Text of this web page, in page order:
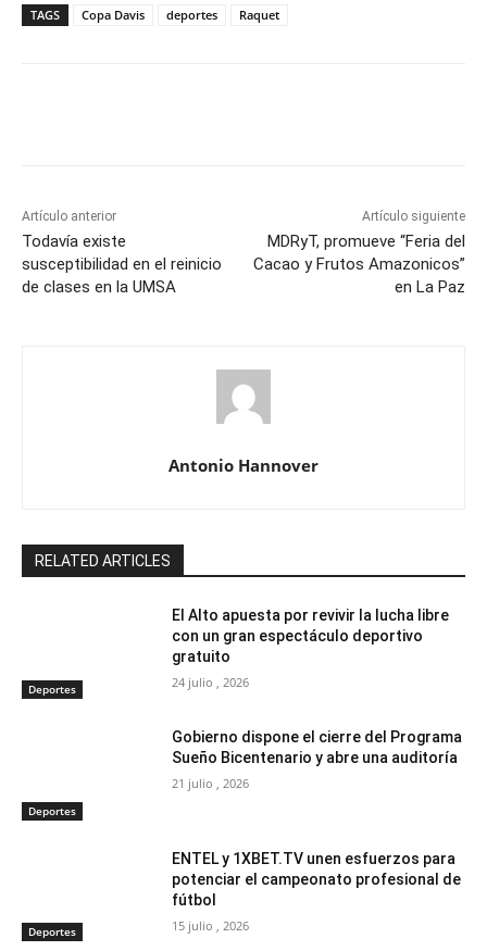
TAGS Copa Davis deportes Raquet
Artículo anterior
Todavía existe
susceptibilidad en el reinicio
de clases en la UMSA
Artículo siguiente
MDRyT, promueve “Feria del
Cacao y Frutos Amazonicos”
en La Paz
Antonio Hannover
RELATED ARTICLES
Deportes
El Alto apuesta por revivir la lucha libre
con un gran espectáculo deportivo
gratuito
24 julio , 2026
Deportes
Gobierno dispone el cierre del Programa
Sueño Bicentenario y abre una auditoría
21 julio , 2026
Deportes
ENTEL y 1XBET.TV unen esfuerzos para
potenciar el campeonato profesional de
fútbol
15 julio , 2026